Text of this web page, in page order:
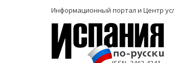
Информационный портал и Центр